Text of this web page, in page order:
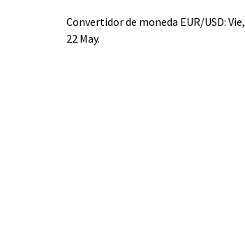
Convertidor de moneda EUR/USD: Vie,
22 May.